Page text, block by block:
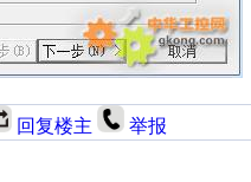
回复楼主 举报